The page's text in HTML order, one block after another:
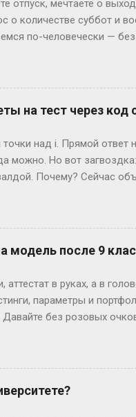
Иван с первого к...
отпуск, мечтаете о
о количестве суббот и
по-человечески —
воскресений выходит по
он прицепляется к
год начнется со
52 недели и 2 дня
везёт нечасто...
на тест через код
над i. Прямой
можно. Но вот
Почему? Сейчас
данные — ваши
сайты редко
ответы? Вот и
сайтов, ответы можно
динамически, после
(ваши вопросы и ...
модель после 9
аттестат в руках, а в
параметры и
Давайте без розовых
паспорт (или
И да, если тебе нет
испытания — впереди.
— эту фразу